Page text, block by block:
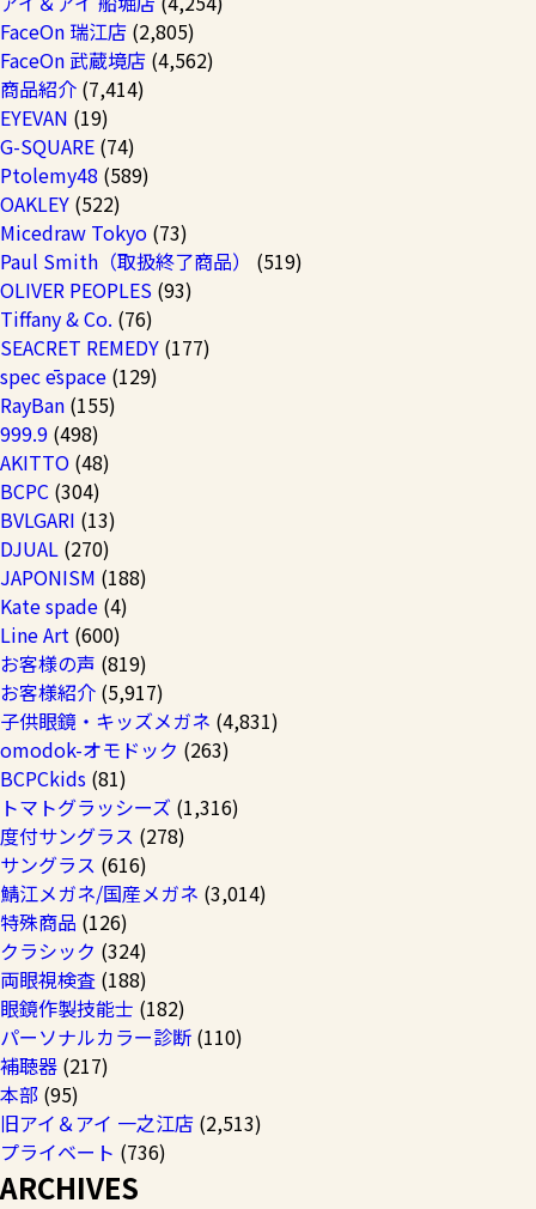
FaceOn 瑞江店 (2,805)
FaceOn 武蔵境店 (4,562)
商品紹介 (7,414)
EYEVAN (19)
G-SQUARE (74)
Ptolemy48 (589)
OAKLEY (522)
Micedraw Tokyo (73)
Paul Smith（取扱終了商品）
(519)
OLIVER PEOPLES (93)
Tiffany & Co. (76)
SEACRET REMEDY (177)
spec ēspace (129)
RayBan (155)
999.9 (498)
AKITTO (48)
BCPC (304)
BVLGARI (13)
DJUAL (270)
JAPONISM (188)
Kate spade (4)
Line Art (600)
お客様の声 (819)
お客様紹介 (5,917)
子供眼鏡・キッズメガネ (4,831)
omodok-オモドック (263)
BCPCkids (81)
トマトグラッシーズ (1,316)
度付サングラス (278)
サングラス (616)
鯖江メガネ/国産メガネ (3,014)
特殊商品 (126)
クラシック (324)
両眼視検査 (188)
眼鏡作製技能士 (182)
パーソナルカラー診断 (110)
補聴器 (217)
本部 (95)
旧アイ＆アイ 一之江店 (2,513)
プライベート (736)
ARCHIVES